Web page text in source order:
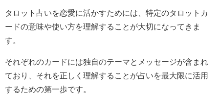
タロット占いを恋愛に活かすためには、特定のタロットカ
ードの意味や使い方を理解することが大切になってきま
す。
それぞれのカードには独自のテーマとメッセージが含まれ
ており、それを正しく理解することが占いを最大限に活用
するための第一歩です。